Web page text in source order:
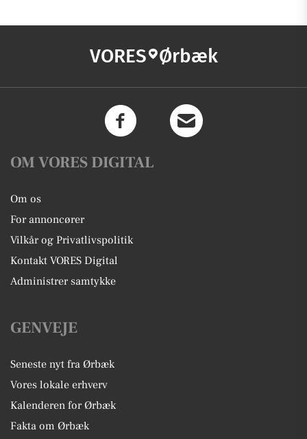
VORES Ørbæk
OM VORES DIGITAL
Om os
For annoncører
Vilkår og Privatlivspolitik
Kontakt VORES Digital
Administrer samtykke
GENVEJE
Seneste nyt fra Ørbæk
Vores lokale erhverv
Kalenderen for Ørbæk
Fakta om Ørbæk